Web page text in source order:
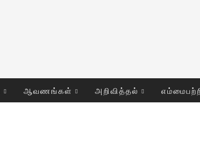
ஆவணங்கள் அறிவித்தல்